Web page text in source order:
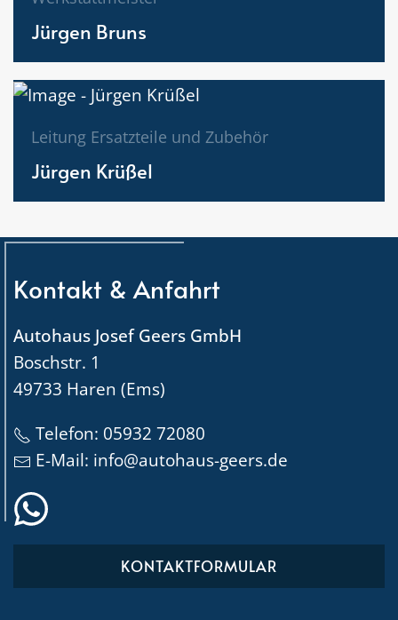
Jürgen Bruns
Leitung Ersatzteile und Zubehör
Jürgen Krüßel
Kontakt & Anfahrt
Autohaus Josef Geers GmbH
Boschstr. 1
49733 Haren (Ems)
Telefon: 05932 72080
E-Mail: info@autohaus-geers.de
KONTAKTFORMULAR